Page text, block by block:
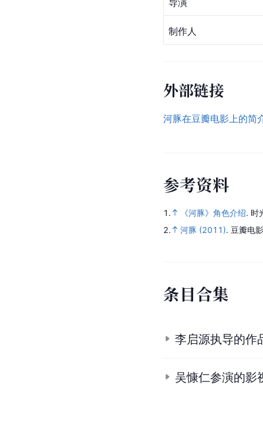
制作人
外部链接
河豚在豆瓣电影上的简
参考资料
1. 《河豚》角色介绍. 时
2.
河豚 (2011). 豆瓣电
条目合集
李启源执导的作
吴慷仁参演的影